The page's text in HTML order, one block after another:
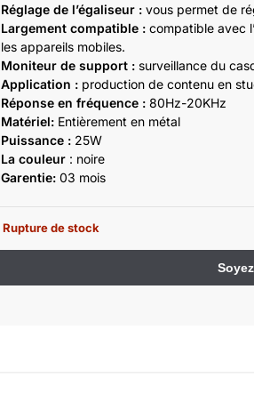
Réglage de l’égaliseur :vous permet de
Largement compatible :compatible avec
les appareils mobiles.
Moniteur de support :surveillance du
Application :production de contenu en
Réponse en fréquence :80Hz-20KHz
Matériel:Entièrement en métal
Puissance :25W
La couleur: noire
Garentie:03 mois
Rupture de stock